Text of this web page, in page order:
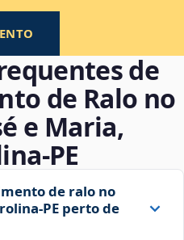
de
de Ralo no
e Maria,
de ralo no
perto de